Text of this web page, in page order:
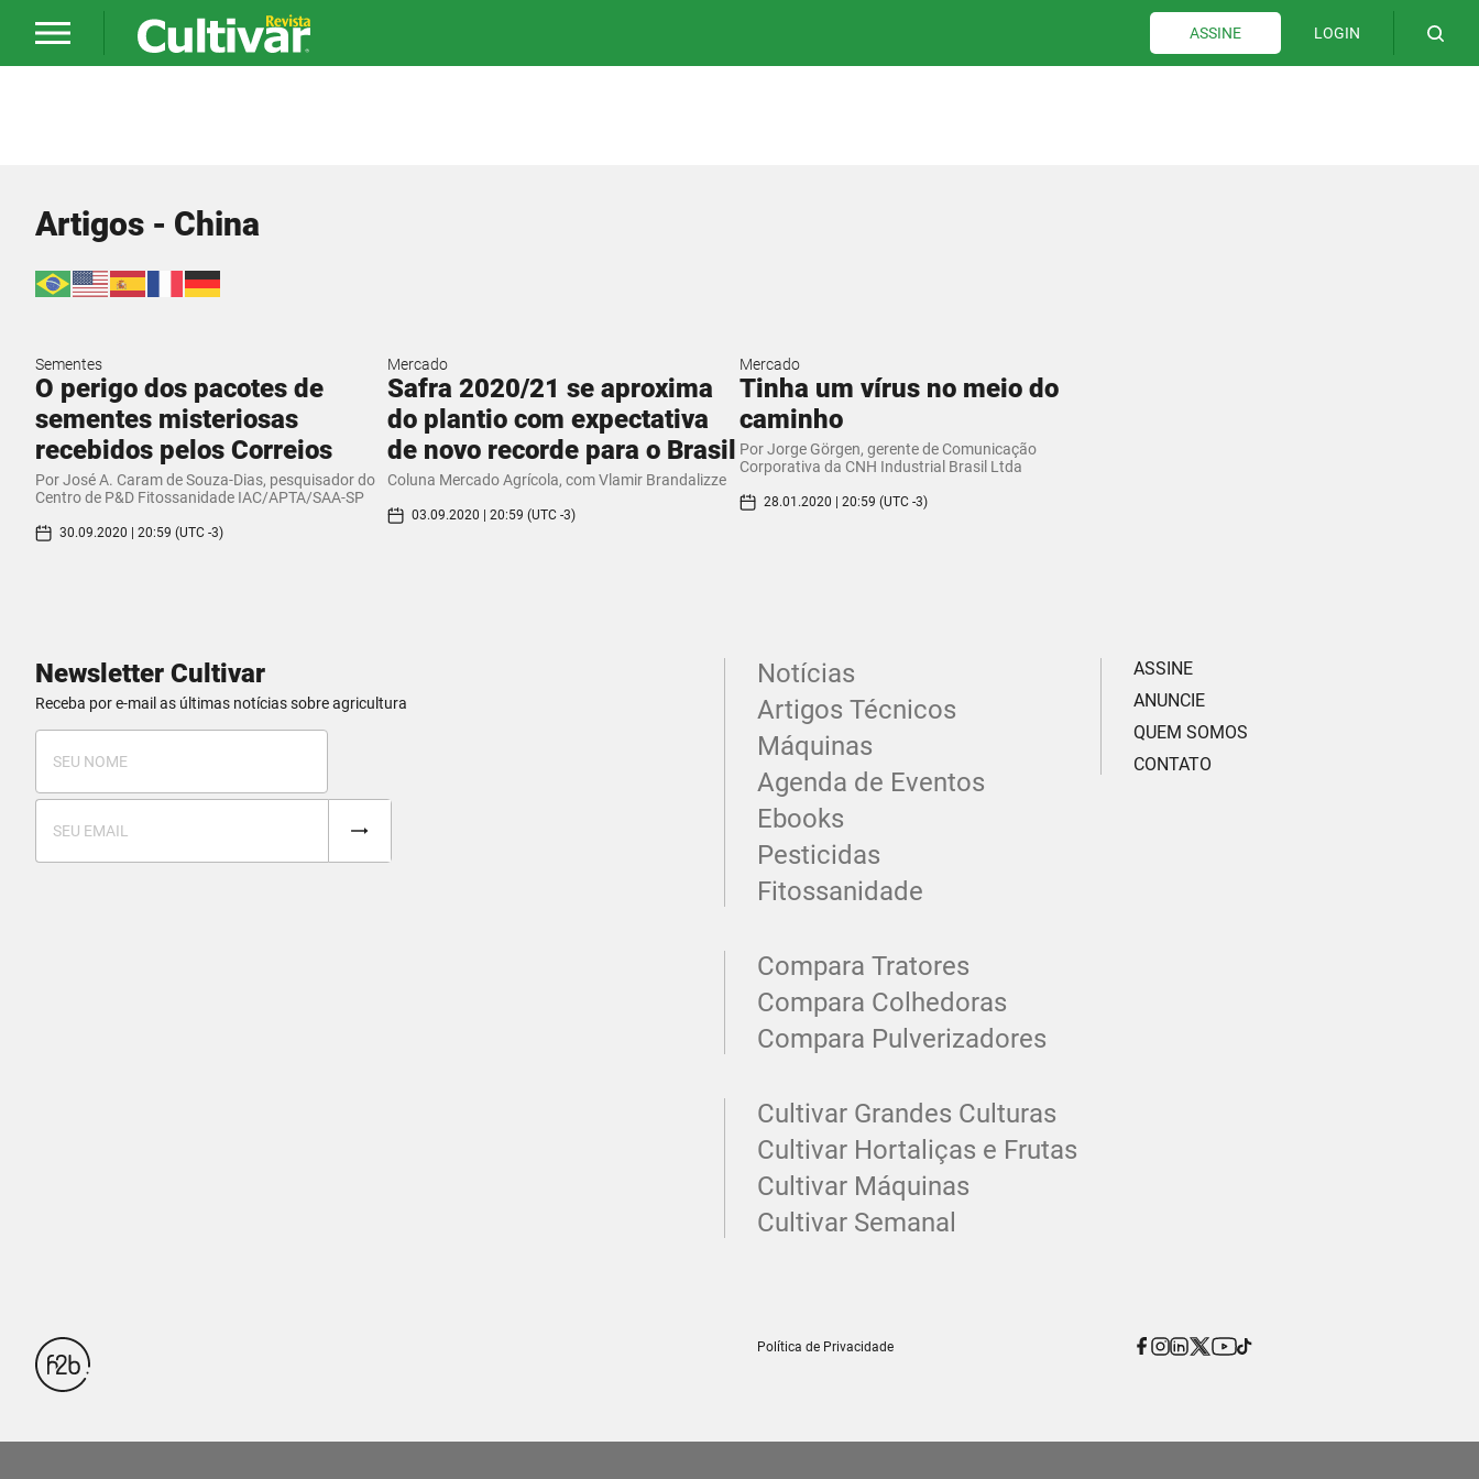
ASSINE LOGIN
Artigos - China
Sementes
​O perigo dos pacotes de
sementes misteriosas
recebidos pelos Correios
Por José A. Caram de Souza-Dias, pesquisador do
Centro de P&D Fitossanidade IAC/APTA/SAA-SP
30.09.2020 | 20:59 (UTC -3)
Mercado
Safra 2020/21 se aproxima
do plantio com expectativa
de novo recorde para o Brasil
Coluna Mercado Agrícola, com Vlamir Brandalizze
03.09.2020 | 20:59 (UTC -3)
Mercado
Tinha um vírus no meio do
caminho
Por Jorge Görgen, gerente de Comunicação
Corporativa da CNH Industrial Brasil Ltda
28.01.2020 | 20:59 (UTC -3)
Newsletter Cultivar
Receba por e-mail as últimas notícias sobre agricultura
Notícias
Artigos Técnicos
Máquinas
Agenda de Eventos
Ebooks
Pesticidas
Fitossanidade
Compara Tratores
Compara Colhedoras
Compara Pulverizadores
Cultivar Grandes Culturas
Cultivar Hortaliças e Frutas
Cultivar Máquinas
Cultivar Semanal
ASSINE
ANUNCIE
QUEM SOMOS
CONTATO
Política de Privacidade